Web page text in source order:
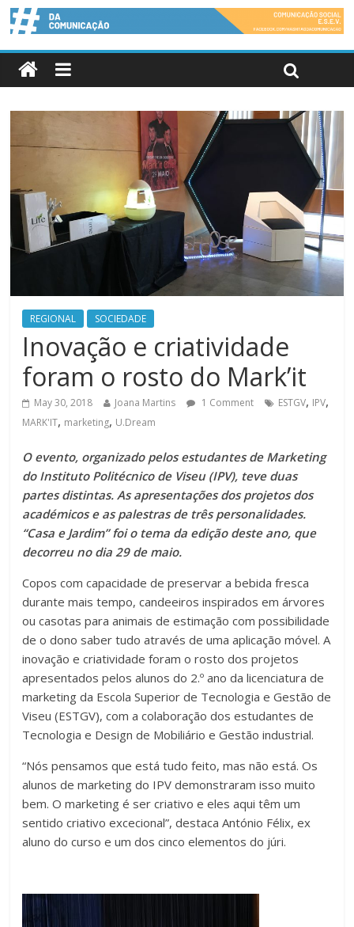
REGIONAL SOCIEDADE
Inovação e criatividade
foram o rosto do Mark’it
May 30, 2018 Joana Martins 1 Comment ESTGV, IPV,
MARK'IT, marketing, U.Dream
O evento, organizado pelos estudantes de Marketing
do Instituto Politécnico de Viseu (IPV), teve duas
partes distintas. As apresentações dos projetos dos
académicos e as palestras de três personalidades.
“Casa e Jardim” foi o tema da edição deste ano, que
decorreu no dia 29 de maio.
Copos com capacidade de preservar a bebida fresca
durante mais tempo, candeeiros inspirados em árvores
ou casotas para animais de estimação com possibilidade
de o dono saber tudo através de uma aplicação móvel. A
inovação e criatividade foram o rosto dos projetos
apresentados pelos alunos do 2.º ano da licenciatura de
marketing da Escola Superior de Tecnologia e Gestão de
Viseu (ESTGV), com a colaboração dos estudantes de
Tecnologia e Design de Mobiliário e Gestão industrial.
“Nós pensamos que está tudo feito, mas não está. Os
alunos de marketing do IPV demonstraram isso muito
bem. O marketing é ser criativo e eles aqui têm um
sentido criativo excecional”, destaca António Félix, ex
aluno do curso e um dos cinco elementos do júri.